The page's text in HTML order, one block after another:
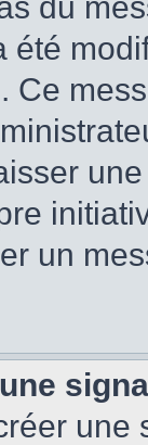
été
Ce
un